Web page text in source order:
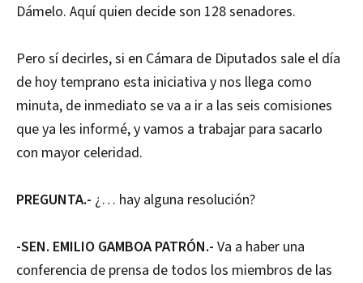
Dámelo. Aquí quien decide son 128 senadores.
Pero sí decirles, si en Cámara de Diputados sale el día
de hoy temprano esta iniciativa y nos llega como
minuta, de inmediato se va a ir a las seis comisiones
que ya les informé, y vamos a trabajar para sacarlo
con mayor celeridad.
PREGUNTA.- ¿… hay alguna resolución?
-SEN. EMILIO GAMBOA PATRÓN.- Va a haber una
conferencia de prensa de todos los miembros de las